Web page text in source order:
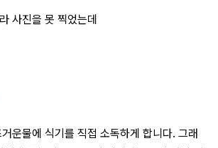
사진을 못 찍었는데
운물에 식기를 직접 소독하게 합니다. 그래